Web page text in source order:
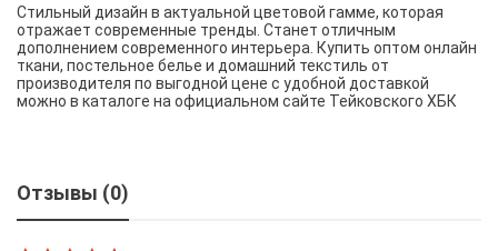
Стильный дизайн в актуальной цветовой гамме, которая
отражает современные тренды. Станет отличным
дополнением современного интерьера. Купить оптом онлайн
ткани, постельное белье и домашний текстиль от
производителя по выгодной цене с удобной доставкой
можно в каталоге на официальном сайте Тейковского ХБК
Отзывы (0)